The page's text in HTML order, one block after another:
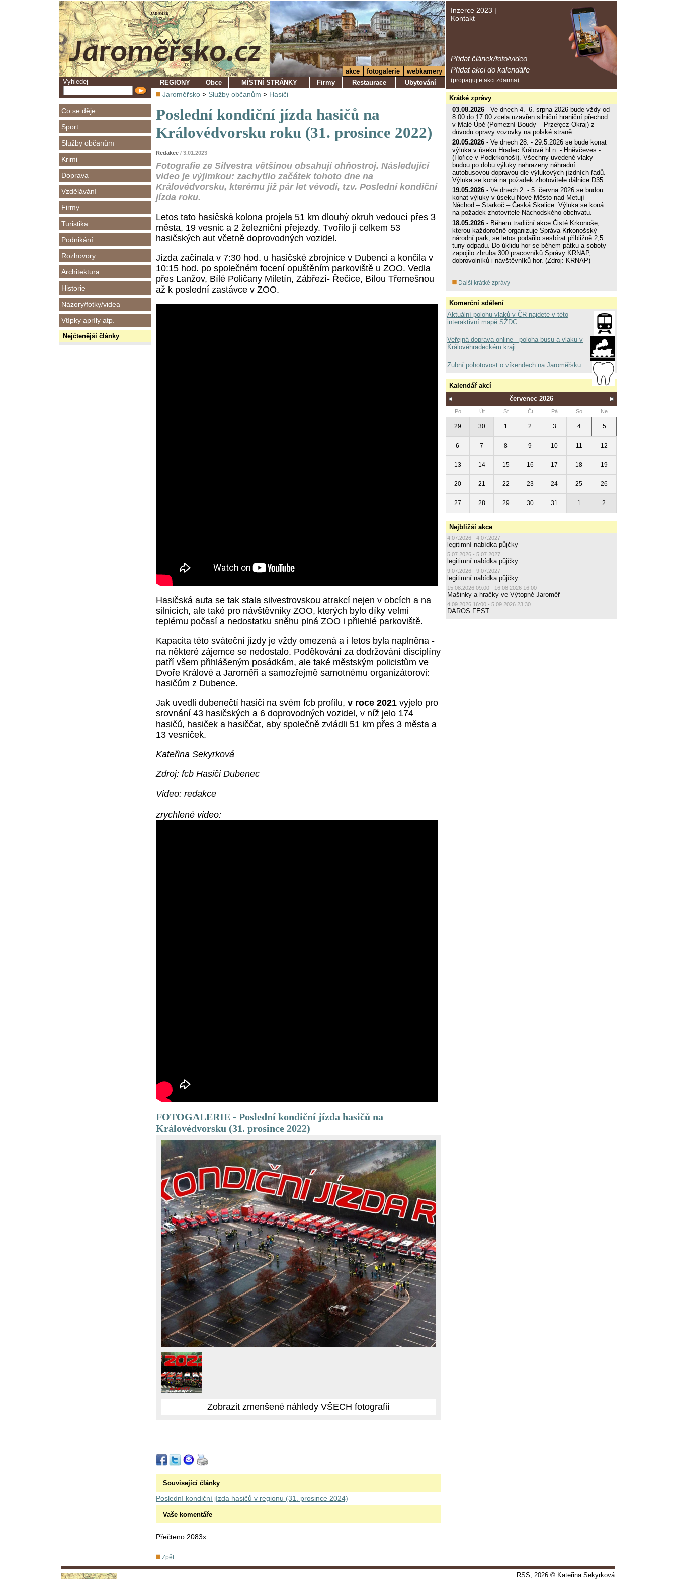
Vyhledej
Co se děje
Sport
Služby občanům
Krimi
Doprava
Vzdělávání
Firmy
Turistika
Podnikání
Rozhovory
Architektura
Historie
Názory/fotky/videa
Vtípky apríly atp.
Nejčtenější články
Inzerce 2023 |
Kontakt
Přidat článek/foto/video
Přidat akci do kalendáře
(propagujte akci zdarma)
akce fotogalerie
webkamery
REGIONY
Obce MÍSTNÍ STRÁNKY Firmy Restaurace Ubytování
Jaroměřsko > Služby občanům > Hasiči
Poslední kondiční jízda hasičů na
Královédvorsku roku (31. prosince 2022)
Redakce / 3.01.2023
Fotografie ze Silvestra většinou obsahují ohňostroj. Následující
video je výjimkou: zachytilo začátek tohoto dne na
Královédvorsku, kterému již pár let vévodí, tzv. Poslední kondiční
jízda roku.
Letos tato hasičská kolona projela 51 km dlouhý okruh vedoucí přes 3
města, 19 vesnic a 2 železniční přejezdy. Tvořilo ji celkem 53
hasičských aut včetně doprovodných vozidel.
Jízda začínala v 7:30 hod. u hasičské zbrojnice v Dubenci a končila v
10:15 hod. po společném focení opuštěním parkoviště u ZOO. Vedla
přes Lanžov, Bílé Poličany Miletín, Zábřezí- Řečice, Bílou Třemešnou
až k poslední zastávce v ZOO.
Hasičská auta se tak stala silvestrovskou atrakcí nejen v obcích a na
silnicích, ale také pro návštěvníky ZOO, kterých bylo díky velmi
teplému počasí a nedostatku sněhu plná ZOO i přilehlé parkoviště.
Kapacita této sváteční jízdy je vždy omezená a i letos byla naplněna -
na některé zájemce se nedostalo. Poděkování za dodržování disciplíny
patří všem přihlášeným posádkám, ale také městským policistům ve
Dvoře Králové a Jaroměři a samozřejmě samotnému organizátorovi:
hasičům z Dubence.
Jak uvedli dubenečtí hasiči na svém fcb profilu, v roce 2021 vyjelo pro
srovnání 43 hasičských a 6 doprovodných vozidel, v níž jelo 174
hasičů, hasiček a hasiččat, aby společně zvládli 51 km přes 3 města a
13 vesniček.
Kateřina Sekyrková
Zdroj: fcb Hasiči Dubenec
Video: redakce
zrychlené video:
FOTOGALERIE - Poslední kondiční jízda hasičů na
Královédvorsku (31. prosince 2022)
Zobrazit zmenšené náhledy VŠECH fotografií
Související články
Poslední kondiční jízda hasičů v regionu (31. prosince 2024)
Vaše komentáře
Přečteno 2083x
Zpět
Krátké zprávy
03.08.2026 - Ve dnech 4.–6. srpna 2026 bude vždy od
8:00 do 17:00 zcela uzavřen silniční hraniční přechod
v Malé Úpě (Pomezní Boudy – Przełęcz Okraj) z
důvodu opravy vozovky na polské straně.
20.05.2026 - Ve dnech 28. - 29.5.2026 se bude konat
výluka v úseku Hradec Králové hl.n. - Hněvčeves -
(Hořice v Podkrkonoší). Všechny uvedené vlaky
budou po dobu výluky nahrazeny náhradní
autobusovou dopravou dle výlukových jízdních řádů.
Výluka se koná na požadek zhotovitele dálnice D35.
19.05.2026 - Ve dnech 2. - 5. června 2026 se budou
konat výluky v úseku Nové Město nad Metují –
Náchod – Starkoč – Česká Skalice. Výluka se koná
na požadek zhotovitele Náchodského obchvatu.
18.05.2026 - Během tradiční akce Čisté Krkonoše,
kterou každoročně organizuje Správa Krkonošský
národní park, se letos podařilo sesbírat přibližně 2,5
tuny odpadu. Do úklidu hor se během pátku a soboty
zapojilo zhruba 300 pracovníků Správy KRNAP,
dobrovolníků i návštěvníků hor. (Zdroj: KRNAP)
Další krátké zprávy
Komerční sdělení
Aktuální polohu vlaků v ČR najdete v této
interaktivní mapě SŽDC
Veřejná doprava online - poloha busu a vlaku v
Královéhradeckém kraji
Zubní pohotovost o víkendech na Jaroměřsku
Kalendář akcí
červenec 2026
Po Út St Čt Pá So Ne
29 30 1 2 3 4 5
6 7 8 9 10 11 12
13 14 15 16 17 18 19
20 21 22 23 24 25 26
27 28 29 30 31 1 2
Nejbližší akce
4.07.2026 - 4.07.2027
legitimní nabídka půjčky
5.07.2026 - 5.07.2027
legitimní nabídka půjčky
9.07.2026 - 9.07.2027
legitimní nabídka půjčky
15.08.2026 09:00 - 16.08.2026 16:00
Mašinky a hračky ve Výtopně Jaroměř
4.09.2026 16:00 - 5.09.2026 23:30
DAROS FEST
RSS, 2026 © Kateřina Sekyrková